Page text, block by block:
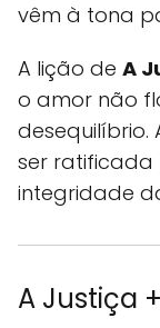
vêm à tona
A lição de A
o amor não
desequilíbrio.
ser ratificada
integridade
A Justiça